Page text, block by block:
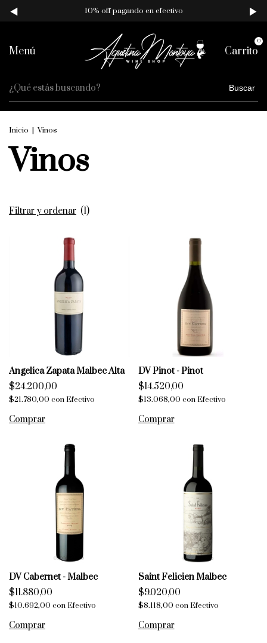
10% off pagando en efectivo
Menú Carrito
0
Buscar
Inicio | Vinos
Vinos
Filtrar y ordenar (1)
Angelica Zapata Malbec Alta
$24.200,00
$21.780,00 conEfectivo
DV Pinot - Pinot
$14.520,00
$13.068,00 con Efectivo
DV Cabernet - Malbec
$11.880,00
$10.692,00 conEfectivo
Saint Felicien Malbec
$9.020,00
$8.118,00 con Efectivo